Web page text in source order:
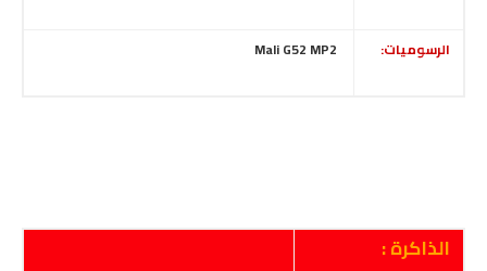
الرسوميات: Mali G52 MP2
الذاكرة :